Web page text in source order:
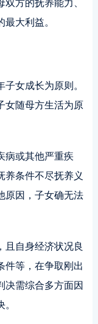
方的抚养能力、
大利益。
女成长为原则。
女随母方生活为原
病或其他严重疾
养条件不尽抚养义
原因，子女确无法
且自身经济状况良
件等，在争取刚出
决需综合多方面因